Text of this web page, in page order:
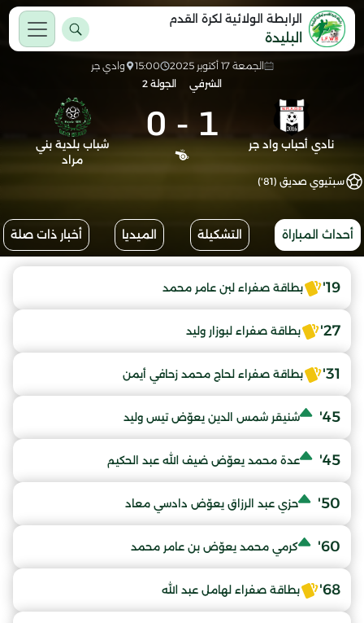
الرابطة الولائية لكرة القدم
البليدة
الجمعة 17 أكتوبر 2025 15:00
وادي جر
الشرفي
الجولة 2
نادي أحباب واد جر 1
-
0
شباب بلدية بني
مراد
سبتيوي صديق (81')
أحداث المباراة التشكيلة الميديا أخبار ذات صلة
19' بطاقة صفراء لبن عامر محمد
27' بطاقة صفراء لبوزار وليد
31' بطاقة صفراء لحاج محمد زحافي أيمن
45' شنيقر شمس الدين يعوّض تيس وليد
45' عدة محمد يعوّض ضيف الله عبد الحكيم
50' حزي عبد الرزاق يعوّض دادسي معاد
60' كرمي محمد يعوّض بن عامر محمد
68' بطاقة صفراء لهامل عبد الله